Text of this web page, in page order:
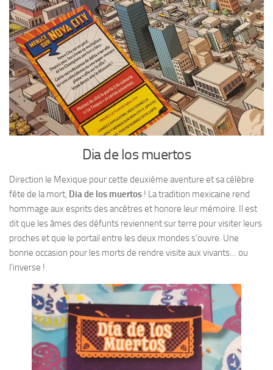
Dia de los muertos
Direction le Mexique pour cette deuxième aventure et sa célèbre
fête de la mort, Dia de los muertos ! La tradition mexicaine rend
hommage aux esprits des ancêtres et honore leur mémoire. Il est
dit que les âmes des défunts reviennent sur terre pour visiter leurs
proches et que le portail entre les deux mondes s’ouvre. Une
bonne occasion pour les morts de rendre visite aux vivants… ou
l’inverse !